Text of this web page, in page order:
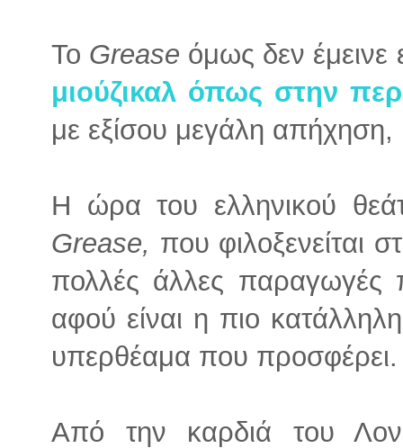
Το Grease όμως δεν έμεινε
μιούζικαλ όπως στην
με εξίσου μεγάλη απήχηση,
Η ώρα του ελληνικού
Grease, που φιλοξενείται
πολλές άλλες παραγωγές
αφού είναι η πιο
υπερθέαμα που προσφέρει.
Από την καρδιά του